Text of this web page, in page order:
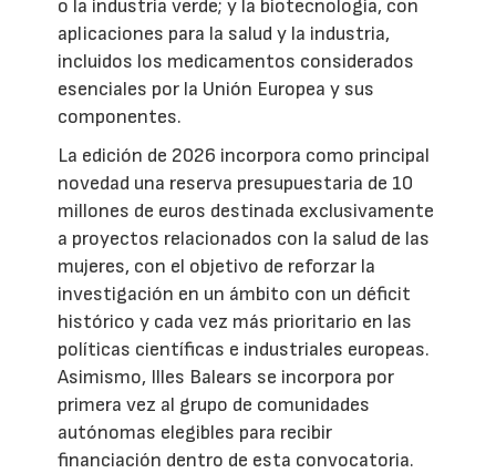
o la industria verde; y la biotecnología, con
aplicaciones para la salud y la industria,
incluidos los medicamentos considerados
esenciales por la Unión Europea y sus
componentes.
La edición de 2026 incorpora como principal
novedad una reserva presupuestaria de 10
millones de euros destinada exclusivamente
a proyectos relacionados con la salud de las
mujeres, con el objetivo de reforzar la
investigación en un ámbito con un déficit
histórico y cada vez más prioritario en las
políticas científicas e industriales europeas.
Asimismo, Illes Balears se incorpora por
primera vez al grupo de comunidades
autónomas elegibles para recibir
financiación dentro de esta convocatoria.